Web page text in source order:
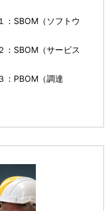
：SBOM（ソフトウ
：SBOM（サービス
：PBOM（調達